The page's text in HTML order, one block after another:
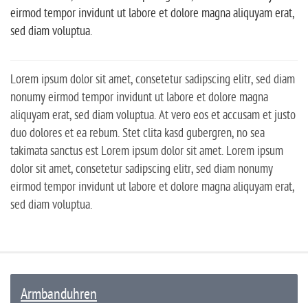
eirmod tempor invidunt ut labore et dolore magna aliquyam erat,
sed diam voluptua.
Lorem ipsum dolor sit amet, consetetur sadipscing elitr, sed diam
nonumy eirmod tempor invidunt ut labore et dolore magna
aliquyam erat, sed diam voluptua. At vero eos et accusam et justo
duo dolores et ea rebum. Stet clita kasd gubergren, no sea
takimata sanctus est Lorem ipsum dolor sit amet. Lorem ipsum
dolor sit amet, consetetur sadipscing elitr, sed diam nonumy
eirmod tempor invidunt ut labore et dolore magna aliquyam erat,
sed diam voluptua.
Armbanduhren